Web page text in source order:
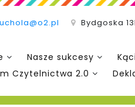
Bydgoska
Nasze sukcesy
Czytelnictwa 2.0